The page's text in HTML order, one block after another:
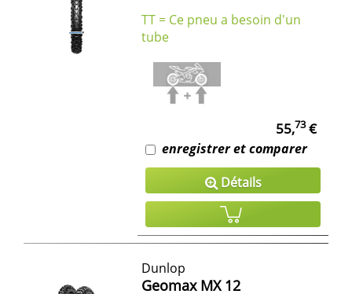
TT = Ce pneu a besoin d'un
tube
55,73€
enregistrer et comparer
Détails
Dunlop
Geomax MX 12